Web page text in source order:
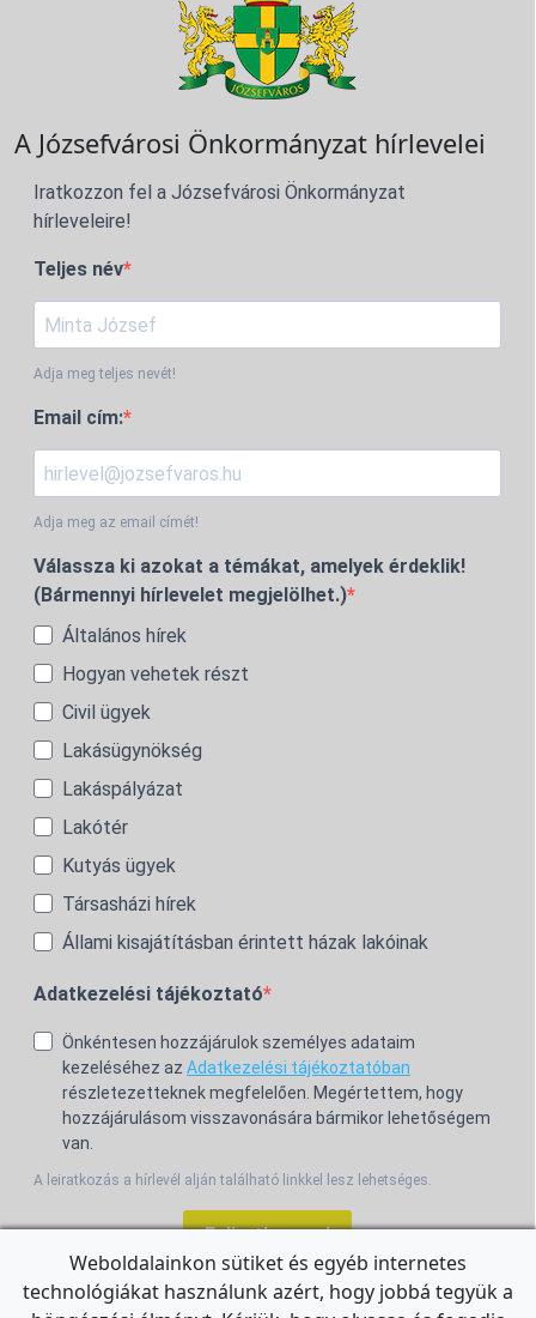
A Józsefvárosi Önkormányzat hírlevelei
Iratkozzon fel a Józsefvárosi Önkormányzat
hírleveleire!
Teljes név
Adja meg teljes nevét!
Email cím:
Adja meg az email címét!
Válassza ki azokat a témákat, amelyek érdeklik!
(Bármennyi hírlevelet megjelölhet.)
Általános hírek
Hogyan vehetek részt
Civil ügyek
Lakásügynökség
Lakáspályázat
Lakótér
Kutyás ügyek
Társasházi hírek
Állami kisajátításban érintett házak lakóinak
Adatkezelési tájékoztató
Önkéntesen hozzájárulok személyes adataim
kezeléséhez az Adatkezelési tájékoztatóban
részletezetteknek megfelelően. Megértettem, hogy
hozzájárulásom visszavonására bármikor lehetőségem
van.
A leiratkozás a hírlevél alján található linkkel lesz lehetséges.
Feliratkozom!
Weboldalainkon sütiket és egyéb internetes
technológiákat használunk azért, hogy jobbá tegyük a